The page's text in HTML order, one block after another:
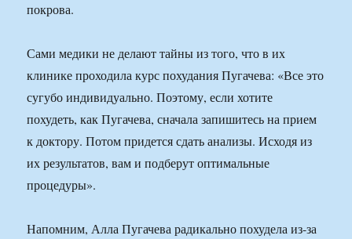
покрова.
Сами медики не делают тайны из того, что в их
клинике проходила курс похудания Пугачева: «Все это
сугубо индивидуально. Поэтому, если хотите
похудеть, как Пугачева, сначала запишитесь на прием
к доктору. Потом придется сдать анализы. Исходя из
их результатов, вам и подберут оптимальные
процедуры».
Напомним, Алла Пугачева радикально похудела из-за